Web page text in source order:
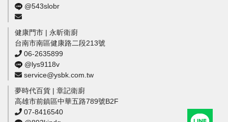
@543slobr
健康門市 | 永昕衛廚
台南市南區健康路二段213號
06-2635899
@lys9118v
service@ysbk.com.tw
夢時代百貨 | 章記衛廚
高雄市前鎮區中華五路789號B2F
07-8416540